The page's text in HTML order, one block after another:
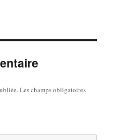
Les champs obligatoires